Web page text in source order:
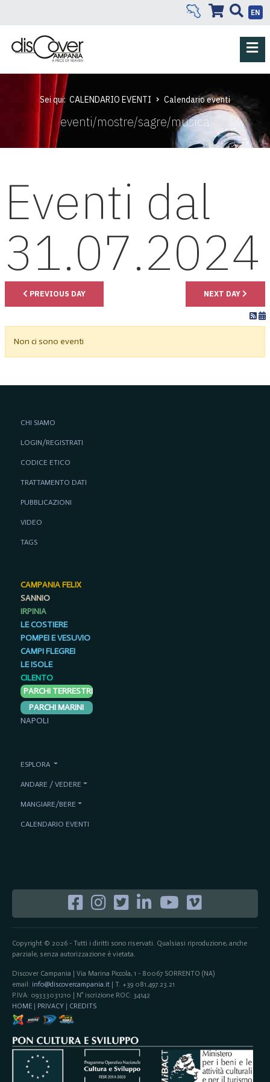
EN
Sei qui: CALENDARIO EVENTI Calendario eventi
eventi/mostre/sagre/musica
Eventi dal
31.07.2024
PREVIOUS DAY NEXT DAY
Non ci sono eventi
Copyright © 2026 - Tutti i diritti sono riservati. Qualsiasi riproduzione, anche
parziale, senza autorizzazione è vietata.
Discover Campania | Via Marina Piccola, 1 - 80067 SORRENTO (NA)
email: info@discovercampania.it| T. +39 081.497.23.21
P.IVA: 09333031210 | N° iscrizione ROC: 34142
HOME| PRIVACY | CREDITS
CHI SIAMO
LOGIN/REGISTRATI
CODICE ETICO
TRATTAMENTO DATI
PUBBLICAZIONI
VIDEO
TAGS
CAMPANIA FELIX
SANNIO
IRPINIA
LE COSTIERE
POMPEI E VESUVIO
CAMPI FLEGREI
LE ISOLE
CILENTO
PARCHI TERRESTRI
PARCHI MARINI
NAPOLI
ESPLORA
ANDARE / VEDERE
MANGIARE/BERE
CALENDARIO EVENTI